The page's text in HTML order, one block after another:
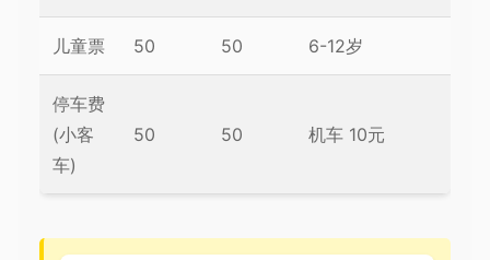
儿童票 50 50 6-12岁
停车费
(小客
车)
50 50 机车 10元